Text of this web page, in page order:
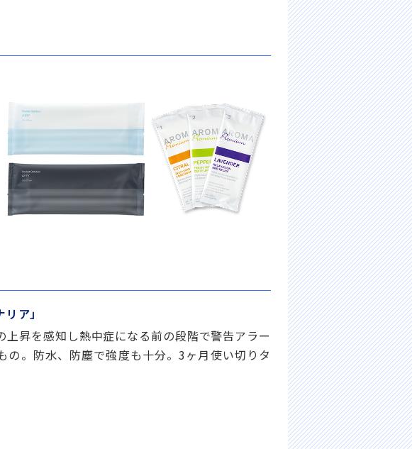
ア」
上昇を感知し熱中症になる前の段階で警告アラー
の。防水、防塵で強度も十分。3ヶ月使い切りタ